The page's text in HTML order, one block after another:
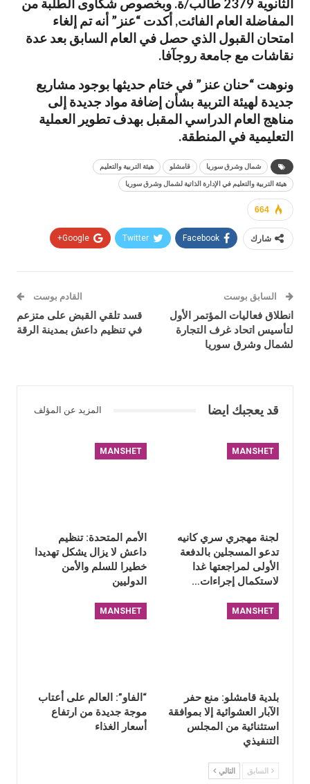
الثانوية 2379 طالب/ة. وبخصوص شكاوى الطلبة من
المفاضلة العام الفائت, أكدت “عنز” أنه تم إلغاء
امتحان القبول الذي حصل في العام السابق بعد عدة
نقاشات مع جامعة روجآفا.
ونوهت “حنان عنز” في ختام حديثها بوجود مشاريع
جديدة لهيئة التربية بشأن إضافة مواد جديدة إلى
مناهج العام الدراسي المقبل بهدف تطوير العملية
التعليمية في المنطقة.
شمال وشرق سوريا قامشلو هيئة التربية والتعليم
هيئة التربية والتعليم في الإدارة الذاتية لشمال وشرق سوريا
664
شارك Facebook
Twitter
Google+
السابق بوست
انطلاق فعاليات المؤتمر الأول
لتأسيس اتحاد غرف التجارة
لشمال وشرق سوريا
القادم بوست
​​​​​​​قسد تلقي القبض على متزعم
في تنظيم داعش بمدينة الرقة
قد يعجبك ايضا المزيد عن المؤلف
MANSHET
لجنة مهجري سري كانيه
تدعو المسجلين بالدفعة
الأولى لمراجعتها غدا
لاستكمال إجراءات…
MANSHET
الأمم المتحدة: تنظيم
داعش لا يزال يشكل تهديدا
خطيرا للسلم والأمن
الدوليين
MANSHET
بلدية قامشلو: منع حفر
الآبار العشوائية إلا بموافقة
استثنائية من المجلس
التنفيذي
MANSHET
“الفاو”: العالم على أعتاب
موجة جديدة من ارتفاع
أسعار الغذاء
السابق التالي